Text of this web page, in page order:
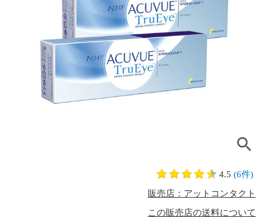
4.5 (6件)
販売店：アットコンタクト
この販売店の送料について